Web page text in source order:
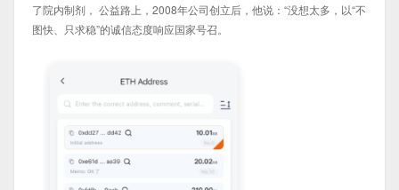
了院内制剂， 公益路上，2008年公司创立后，他说：“没想太多，以“不
图快、只求稳”的诚信态度响应国家号召。